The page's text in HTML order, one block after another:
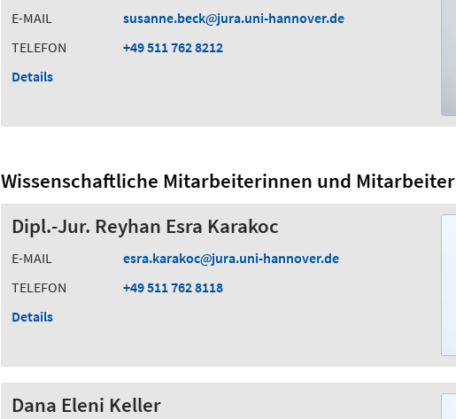
E-MAIL susanne.beck
jura.uni-hannover.de
TELEFON
+49 511 762 8212
Details
Wissenschaftliche Mitarbeiterinnen und Mitarbeiter
Dipl.-Jur. Reyhan Esra Karakoc
E-MAIL esra.karakoc
jura.uni-hannover.de
TELEFON
+49 511 762 8118
Details
Dana Eleni Keller